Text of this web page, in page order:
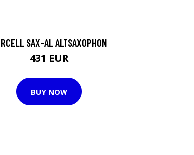
SAX-AL ALTSAXOPHON
431 EUR
BUY NOW